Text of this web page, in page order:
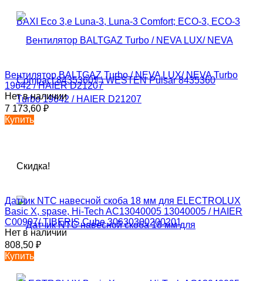
Вентилятор BALTGAZ Turbo / NEVA LUX/ NEVA Turbo
19642 / HAIER D21207
Нет в наличии
7 173,60 ₽
Купить
Скидка!
Датчик NTC навесной скоба 18 мм для ELECTROLUX
Basic X, spase, Hi-Tech AC13040005 13040005 / HAIER
C00907/ TIBERIS Cube 30630300200201
Нет в наличии
808,50 ₽
Купить